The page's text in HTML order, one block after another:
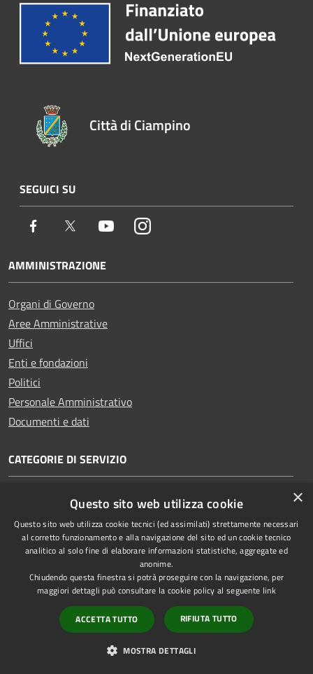
Città di Ciampino
SEGUICI SU
Facebook Twitter YoutubeInstagram
AMMINISTRAZIONE
Organi di Governo
Aree Amministrative
Uffici
Enti e fondazioni
Politici
Personale Amministrativo
Documenti e dati
CATEGORIE DI SERVIZIO
Anagrafe e stato civile
Cultura e tempo libero
Vita lavorativa
Imprese e Commercio
Catasto e urbanistica
Mobilità e trasporti
×
Questo sito web utilizza cookie
Questo sito web utilizza cookie tecnici (ed assimilati) strettamente necessari
al corretto funzionamento e alla navigazione del sito ed un cookie tecnico
analitico al solo fine di elaborare informazioni statistiche, aggregate ed
anonime.
Chiudendo questa finestra si potrà proseguire con la navigazione, per
maggiori dettagli può consultare la cookie policy al seguente link
ACCETTA TUTTO RIFIUTA TUTTO
MOSTRA DETTAGLI